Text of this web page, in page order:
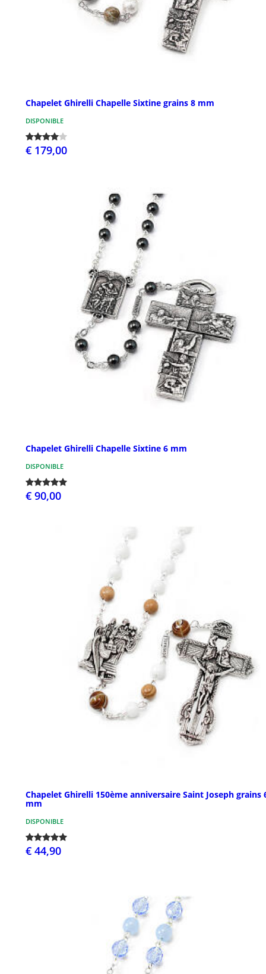
Chapelet Ghirelli Chapelle Sixtine grains 8 mm
DISPONIBLE
€ 179,00
Chapelet Ghirelli Chapelle Sixtine 6 mm
DISPONIBLE
€ 90,00
Chapelet Ghirelli 150ème anniversaire Saint Joseph grains
mm
DISPONIBLE
€ 44,90